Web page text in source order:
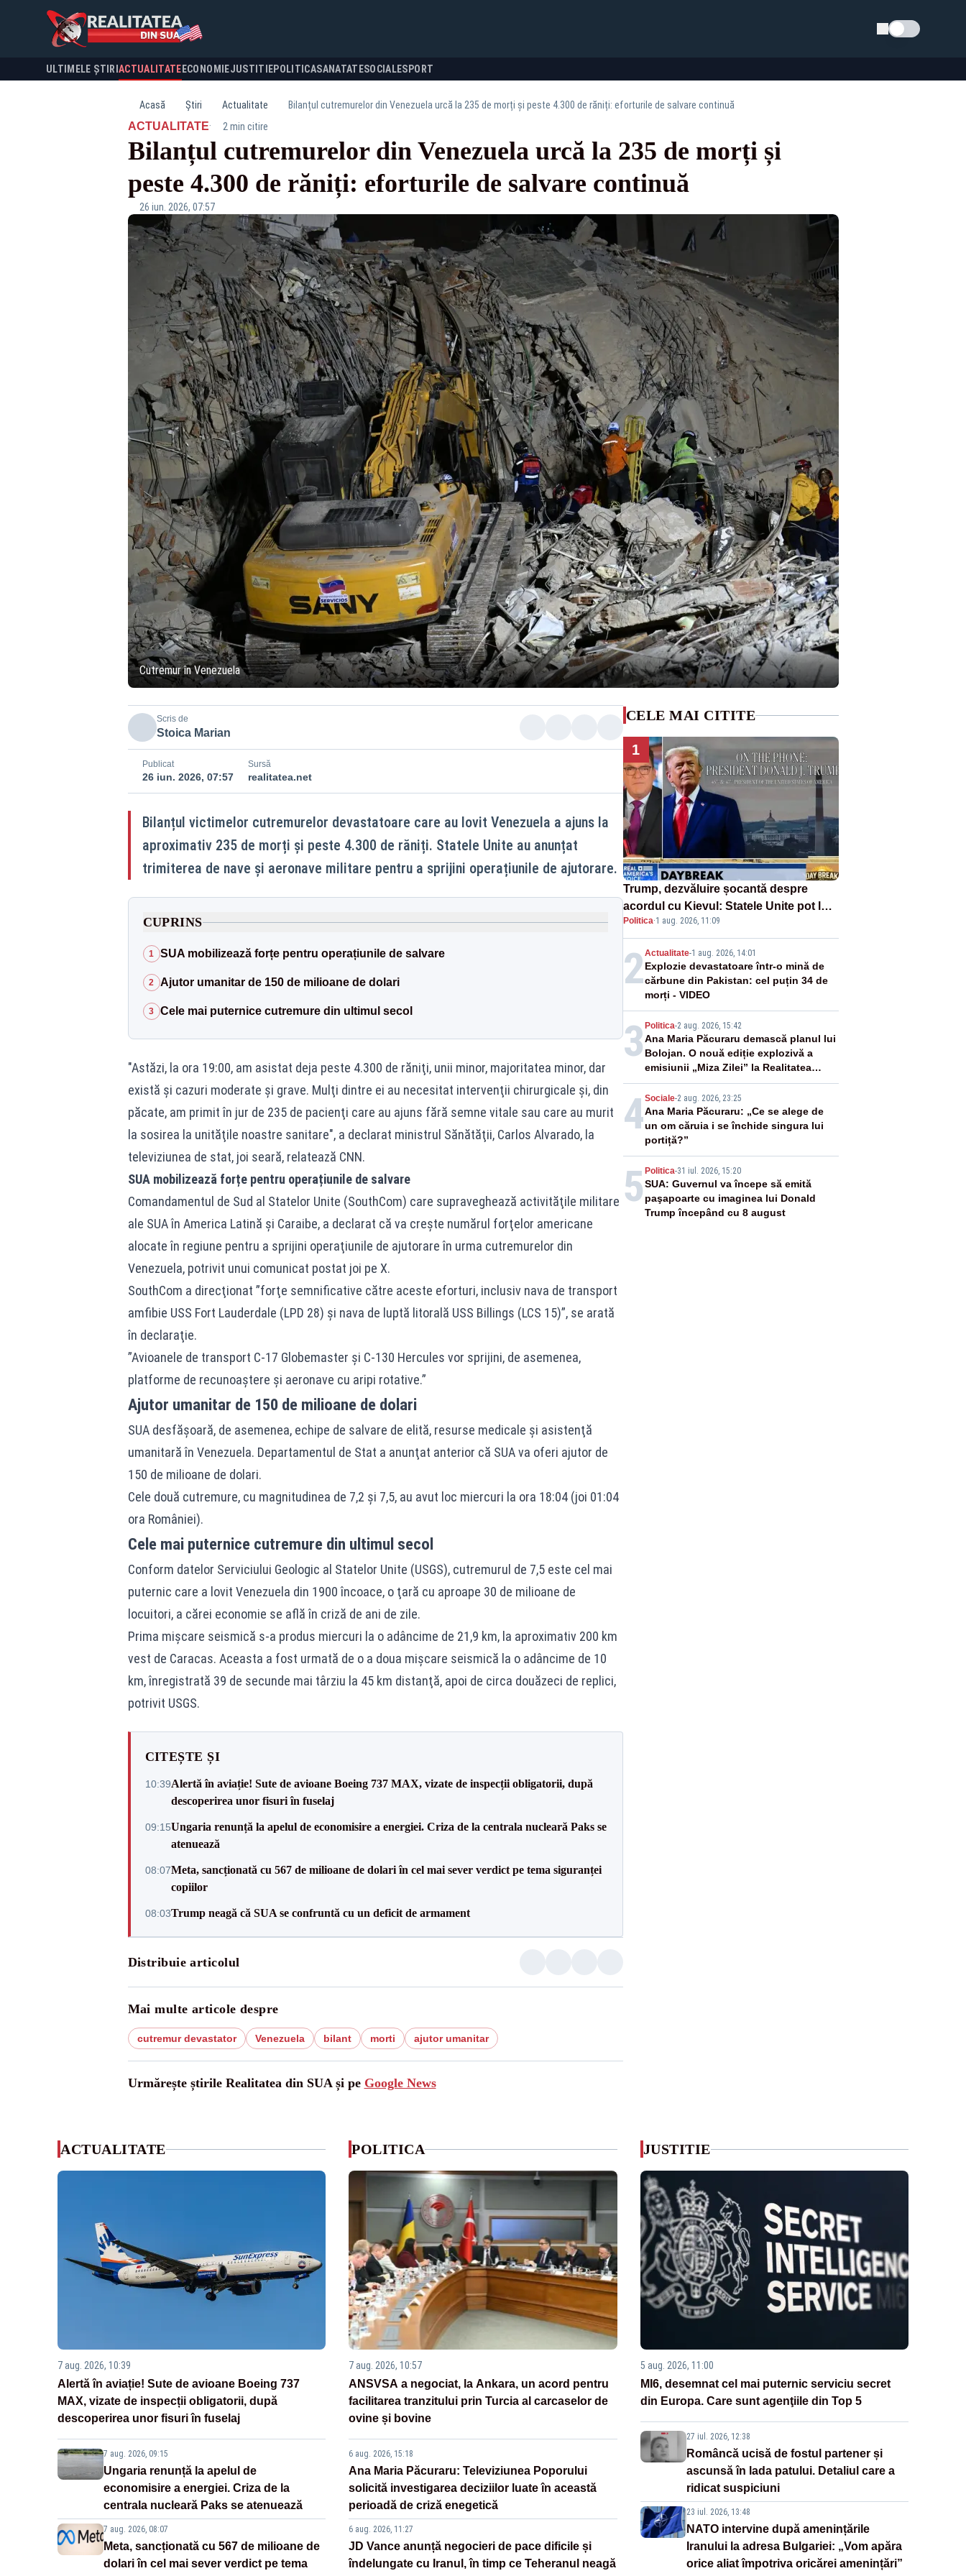
Schimba tema
ULTIMELE ȘTIRI ACTUALITATE ECONOMIEJUSTITIEPOLITICASANATATESOCIALESPORT
Acasă Știri Actualitate Bilanțul cutremurelor din Venezuela urcă la 235 de morți și peste 4.300 de răniți: eforturile de salvare continuă
ACTUALITATE· 2 min citire
Bilanțul cutremurelor din Venezuela urcă la 235 de morți și
peste 4.300 de răniți: eforturile de salvare continuă
26 iun. 2026, 07:57
Cutremur în Venezuela
Scris de
Stoica Marian
Publicat
26 iun. 2026, 07:57
Sursă
realitatea.net
Bilanțul victimelor cutremurelor devastatoare care au lovit Venezuela a ajuns la
aproximativ 235 de morți și peste 4.300 de răniți. Statele Unite au anunțat
trimiterea de nave și aeronave militare pentru a sprijini operațiunile de ajutorare.
CUPRINS
1 SUA mobilizează forțe pentru operațiunile de salvare
2 Ajutor umanitar de 150 de milioane de dolari
3 Cele mai puternice cutremure din ultimul secol
"Astăzi, la ora 19:00, am asistat deja peste 4.300 de răniţi, unii minor, majoritatea minor, dar
există şi cazuri moderate şi grave. Mulţi dintre ei au necesitat intervenţii chirurgicale şi, din
păcate, am primit în jur de 235 de pacienţi care au ajuns fără semne vitale sau care au murit
la sosirea la unităţile noastre sanitare", a declarat ministrul Sănătăţii, Carlos Alvarado, la
televiziunea de stat, joi seară, relatează CNN.
SUA mobilizează forțe pentru operațiunile de salvare
Comandamentul de Sud al Statelor Unite (SouthCom) care supraveghează activităţile militare
ale SUA în America Latină şi Caraibe, a declarat că va creşte numărul forţelor americane
alocate în regiune pentru a sprijini operaţiunile de ajutorare în urma cutremurelor din
Venezuela, potrivit unui comunicat postat joi pe X.
SouthCom a direcţionat ”forţe semnificative către aceste eforturi, inclusiv nava de transport
amfibie USS Fort Lauderdale (LPD 28) şi nava de luptă litorală USS Billings (LCS 15)”, se arată
în declaraţie.
”Avioanele de transport C-17 Globemaster şi C-130 Hercules vor sprijini, de asemenea,
platforme de recunoaştere şi aeronave cu aripi rotative.”
Ajutor umanitar de 150 de milioane de dolari
SUA desfăşoară, de asemenea, echipe de salvare de elită, resurse medicale şi asistenţă
umanitară în Venezuela. Departamentul de Stat a anunţat anterior că SUA va oferi ajutor de
150 de milioane de dolari.
Cele două cutremure, cu magnitudinea de 7,2 şi 7,5, au avut loc miercuri la ora 18:04 (joi 01:04
ora României).
Cele mai puternice cutremure din ultimul secol
Conform datelor Serviciului Geologic al Statelor Unite (USGS), cutremurul de 7,5 este cel mai
puternic care a lovit Venezuela din 1900 încoace, o ţară cu aproape 30 de milioane de
locuitori, a cărei economie se află în criză de ani de zile.
Prima mişcare seismică s-a produs miercuri la o adâncime de 21,9 km, la aproximativ 200 km
vest de Caracas. Aceasta a fost urmată de o a doua mişcare seismică la o adâncime de 10
km, înregistrată 39 de secunde mai târziu la 45 km distanţă, apoi de circa douăzeci de replici,
potrivit USGS.
CITEȘTE ȘI
10:39Alertă în aviație! Sute de avioane Boeing 737 MAX, vizate de inspecții obligatorii, după
descoperirea unor fisuri în fuselaj
09:15Ungaria renunță la apelul de economisire a energiei. Criza de la centrala nucleară Paks se
atenuează
08:07Meta, sancționată cu 567 de milioane de dolari în cel mai sever verdict pe tema siguranței
copiilor
08:03Trump neagă că SUA se confruntă cu un deficit de armament
Distribuie articolul
Mai multe articole despre
cutremur devastator Venezuela bilant morti ajutor umanitar
Urmărește știrile Realitatea din SUA și pe Google News
CELE MAI CITITE
1
Trump, dezvăluire șocantă despre
acordul cu Kievul: Statele Unite pot lua
«aproape tot ce vor» din minele
Ucrainei”
Politica·1 aug. 2026, 11:09
2Actualitate-1 aug. 2026, 14:01
Explozie devastatoare într-o mină de
cărbune din Pakistan: cel puțin 34 de
morți - VIDEO
3 Politica-2 aug. 2026, 15:42
Ana Maria Păcuraru demască planul lui
Bolojan. O nouă ediție explozivă a
emisiunii „Miza Zilei” la Realitatea
PLUS
4Sociale-2 aug. 2026, 23:25
Ana Maria Păcuraru: „Ce se alege de
un om căruia i se închide singura lui
portiță?”
5 Politica-31 iul. 2026, 15:20
SUA: Guvernul va începe să emită
paşapoarte cu imaginea lui Donald
Trump începând cu 8 august
ACTUALITATE
7 aug. 2026, 10:39
Alertă în aviație! Sute de avioane Boeing 737
MAX, vizate de inspecții obligatorii, după
descoperirea unor fisuri în fuselaj
7 aug. 2026, 09:15
Ungaria renunță la apelul de
economisire a energiei. Criza de la
centrala nucleară Paks se atenuează
7 aug. 2026, 08:07
Meta, sancționată cu 567 de milioane de
dolari în cel mai sever verdict pe tema
POLITICA
7 aug. 2026, 10:57
ANSVSA a negociat, la Ankara, un acord pentru
facilitarea tranzitului prin Turcia al carcaselor de
ovine și bovine
6 aug. 2026, 15:18
Ana Maria Păcuraru: Televiziunea Poporului
solicită investigarea deciziilor luate în această
perioadă de criză enegetică
6 aug. 2026, 11:27
JD Vance anunță negocieri de pace dificile și
îndelungate cu Iranul, în timp ce Teheranul neagă
JUSTITIE
5 aug. 2026, 11:00
MI6, desemnat cel mai puternic serviciu secret
din Europa. Care sunt agenţiile din Top 5
27 iul. 2026, 12:38
Româncă ucisă de fostul partener și
ascunsă în lada patului. Detaliul care a
ridicat suspiciuni
23 iul. 2026, 13:48
NATO intervine după amenințările
Iranului la adresa Bulgariei: „Vom apăra
orice aliat împotriva oricărei amenințări”